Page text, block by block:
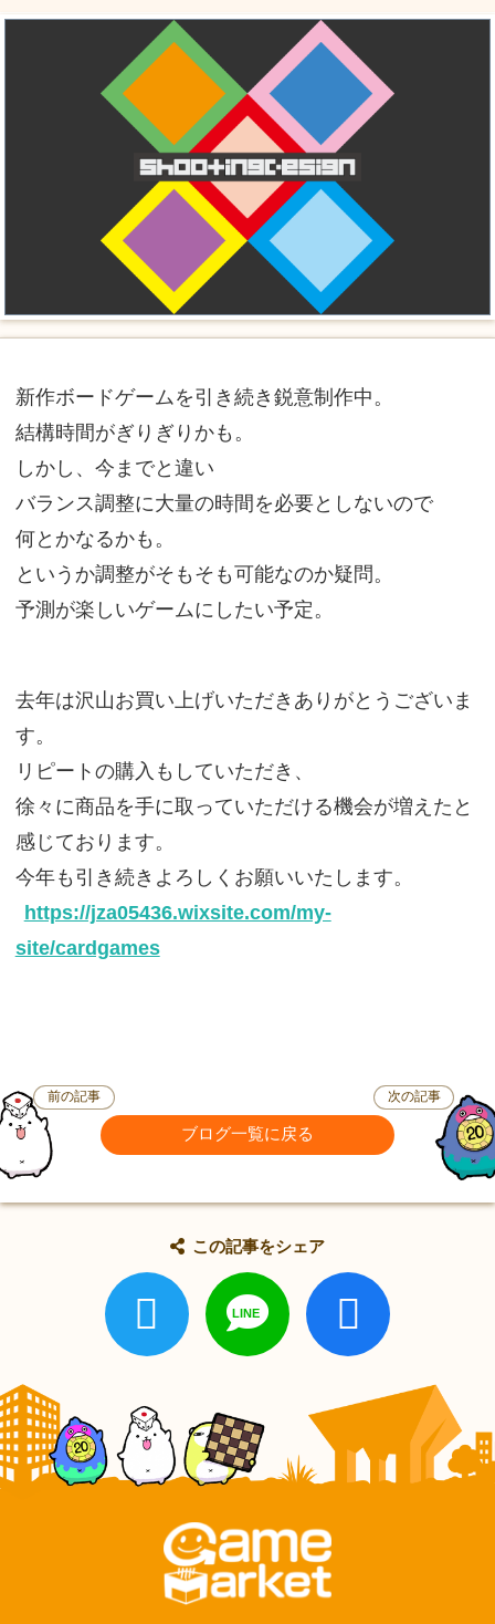
新作ボードゲームを引き続き鋭意制作中。
結構時間がぎりぎりかも。
しかし、今までと違い
バランス調整に大量の時間を必要としないので
何とかなるかも。
というか調整がそもそも可能なのか疑問。
予測が楽しいゲームにしたい予定。
去年は沢山お買い上げいただきありがとうございま
す。
リピートの購入もしていただき、
徐々に商品を手に取っていただける機会が増えたと
感じております。
今年も引き続きよろしくお願いいたします。
https://jza05436.wixsite.com/my-
site/cardgames
前の記事
ブログ一覧に戻る
次の記事
この記事をシェア